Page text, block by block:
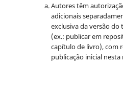
Autores têm
adicionais
exclusiva da versão
(ex.: publicar em
capítulo de livro), com
publicação inicial nesta